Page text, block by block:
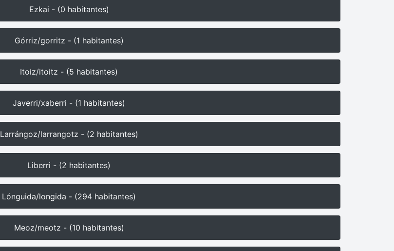
Ezkai - (0 habitantes)
Górriz/gorritz - (1 habitantes)
Itoiz/itoitz - (5 habitantes)
Javerri/xaberri - (1 habitantes)
Larrángoz/larrangotz - (2 habitantes)
Liberri - (2 habitantes)
Lónguida/longida - (294 habitantes)
Meoz/meotz - (10 habitantes)